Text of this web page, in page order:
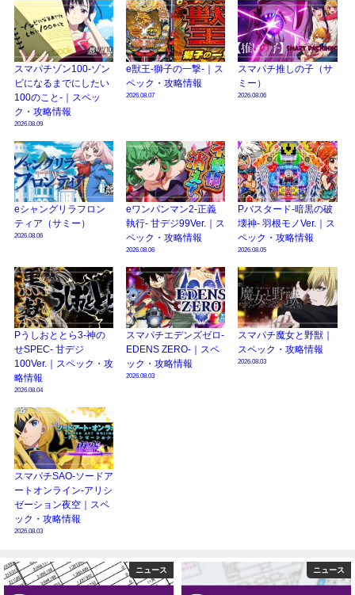
スマパチゾン100-ゾン
ビになるまでにしたい
100のこと-｜スペッ
ク・攻略情報
2026.08.09
e獣王-獅子の一撃-｜ス
ペック・攻略情報
2026.08.07
スマパチ推しの子（サ
ミー）
2026.08.06
eシャングリラフロン
ティア（サミー）
2026.08.06
eワンパンマン2-正義
執行- 甘デジ99Ver.｜ス
ペック・攻略情報
2026.08.06
Pバスタード-暗黒の破
壊神- 羽根モノVer.｜ス
ペック・攻略情報
2026.08.05
Pうしおととら3-神の
せSPEC- 甘デジ
100Ver.｜スペック・攻
略情報
2026.08.04
スマパチエデンズゼロ-
EDENS ZERO-｜スペ
ック・攻略情報
2026.08.03
スマパチ魔女と野獣｜
スペック・攻略情報
2026.08.03
スマパチSAO-ソードア
ートオンライン-アリシ
ゼーション夜空｜スペ
ック・攻略情報
2026.08.03
ニュース ニュース